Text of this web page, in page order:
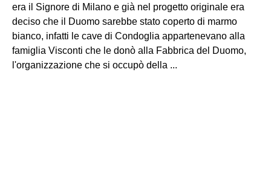
era il Signore di Milano e già nel progetto originale era
deciso che il Duomo sarebbe stato coperto di marmo
bianco, infatti le cave di Condoglia appartenevano alla
famiglia Visconti che le donò alla Fabbrica del Duomo,
l'organizzazione che si occupò della ...